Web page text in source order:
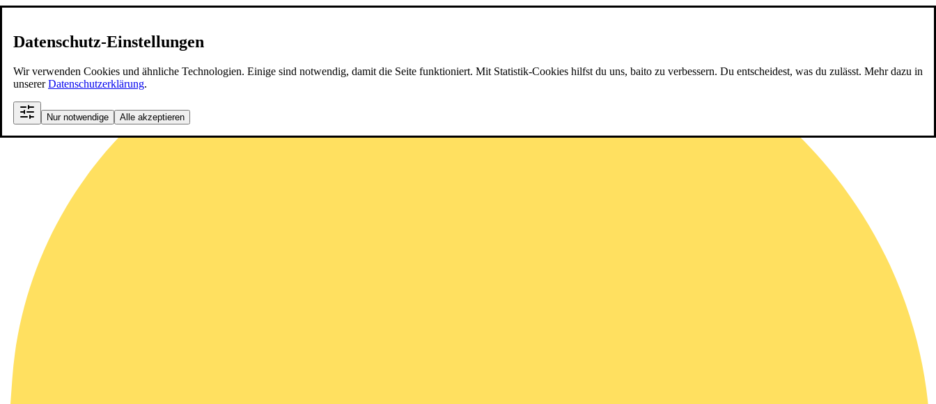
Datenschutz-Einstellungen
Wir verwenden Cookies und ähnliche Technologien. Einige sind notwendig, damit die Seite funktioniert. Mit Statistik-Cookies hilfst du uns, baito zu verbessern. Du entscheidest, was du zulässt. Mehr dazu in
unsererDatenschutzerklärung.
Nur notwendige Alle akzeptieren